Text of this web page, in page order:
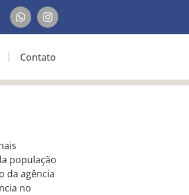
Contato
população
da agência
no